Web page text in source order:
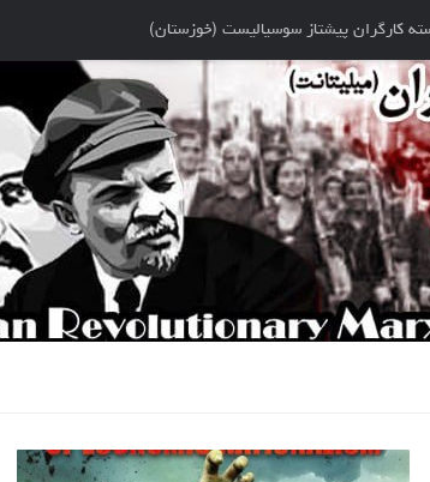
کارگران پيشتاز سوسياليست (خوزستان)